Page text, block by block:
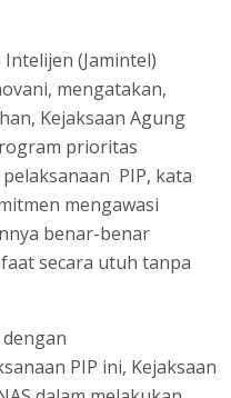
(Jamintel)
mengatakan,
Kejaksaan Agung
prioritas
PIP, kata
mengawasi
benar-benar
secara utuh tanpa
PIP ini, Kejaksaan